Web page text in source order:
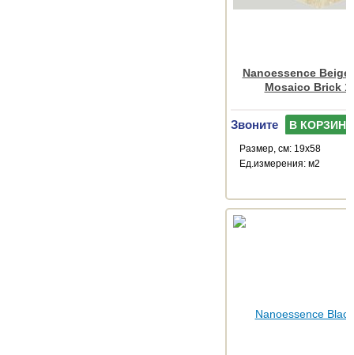
Nanoessence Beige
Mosaico Brick
Звоните В КОРЗИНУ
Размер, см: 19x58
Ед.измерения: м2